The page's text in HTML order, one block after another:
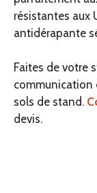
résistantes aux
antidérapante
Faites de votre
sols de stand.
devis.